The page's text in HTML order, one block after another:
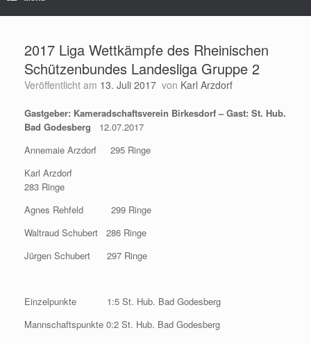
2017 Liga Wettkämpfe des Rheinischen
Schützenbundes Landesliga Gruppe 2
Veröffentlicht am 13. Juli 2017 von Karl Arzdorf
Gastgeber: Kameradschaftsverein Birkesdorf – Gast: St. Hub.
Bad Godesberg 12.07.2017
Annemaie Arzdorf 295 Ringe
Karl Arzdorf
283 Ringe
Agnes Rehfeld 299 Ringe
Waltraud Schubert 286 Ringe
Jürgen Schubert 297 Ringe
Einzelpunkte 1:5 St. Hub. Bad Godesberg
Mannschaftspunkte 0:2 St. Hub. Bad Godesberg